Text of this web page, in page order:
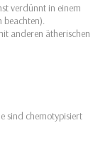
verdünnt in einem
beachten).
anderen ätherischen
sind chemotypisiert